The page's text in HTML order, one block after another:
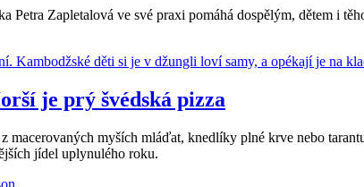
Petra Zapletalová ve své praxi pomáhá dospělým, dětem i
je prý švédská pizza
myších mláďat, knedlíky plné krve nebo
jídel uplynulého roku.